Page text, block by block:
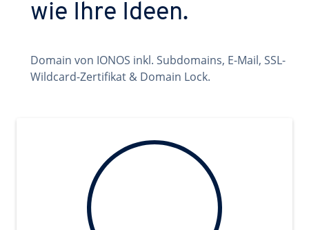
wie Ihre Ideen.
Domain von IONOS inkl. Subdomains, E-Mail, SSL-
Wildcard-Zertifikat & Domain Lock.